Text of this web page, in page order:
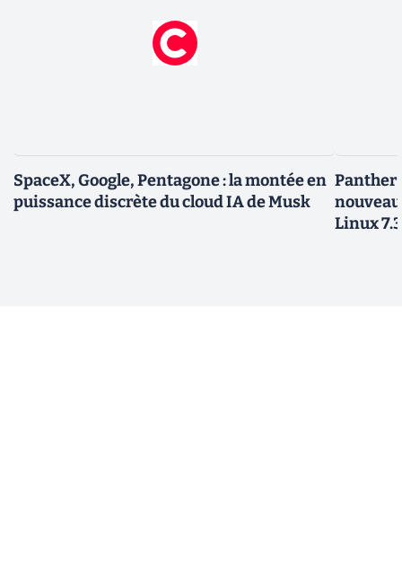
SpaceX, Google, Pentagone : la montée en
puissance discrète du cloud IA de Musk
Panther
Linux 7.3